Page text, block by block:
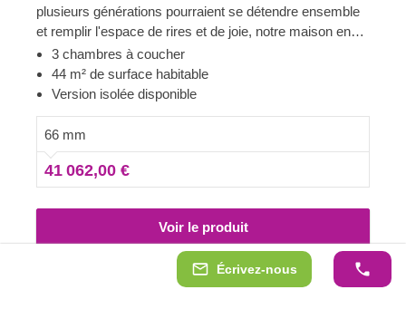
Écrivez-nous
plusieurs générations pourraient se détendre ensemble
et remplir l'espace de rires et de joie, notre maison en
bois JULIA nous vient immédiatement à l'esprit. Si vous
aimez le style classique, cette maison vous permettra
de revenir à l'essentiel et d'obtenir le meilleur de ce que
design particulièrement élégant, pour vous sentir
comme chez vous. Pour votre plus grand confort, une
version isolée de ce modèle est également disponible.
3 chambres à coucher
44 m² de surface habitable
Version isolée disponible
66 mm
41 062,00 €
Voir le produit